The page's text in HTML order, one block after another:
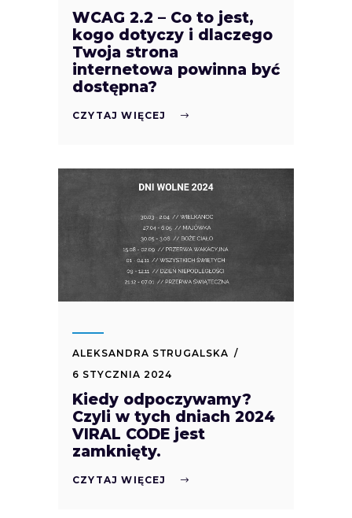
WCAG 2.2 – Co to jest,
kogo dotyczy i dlaczego
Twoja strona
internetowa powinna być
dostępna?
CZYTAJ WIĘCEJ
ALEKSANDRA STRUGALSKA
6 STYCZNIA 2024
Kiedy odpoczywamy?
Czyli w tych dniach 2024
VIRAL CODE jest
zamknięty.
CZYTAJ WIĘCEJ